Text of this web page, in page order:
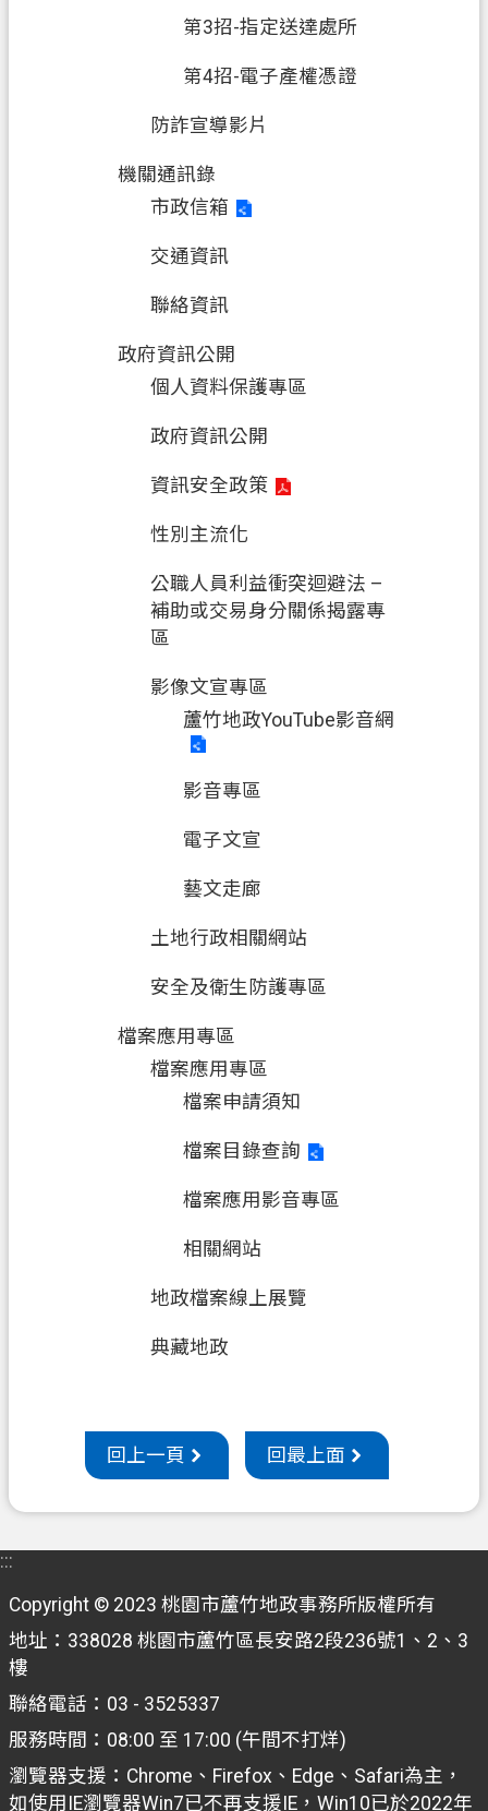
第3招-指定送達處所
第4招-電子產權憑證
防詐宣導影片
機關通訊錄
市政信箱
交通資訊
聯絡資訊
政府資訊公開
個人資料保護專區
政府資訊公開
資訊安全政策
性別主流化
公職人員利益衝突迴避法 –
補助或交易身分關係揭露專
區
影像文宣專區
蘆竹地政YouTube影音網
影音專區
電子文宣
藝文走廊
土地行政相關網站
安全及衛生防護專區
檔案應用專區
檔案應用專區
檔案申請須知
檔案目錄查詢
檔案應用影音專區
相關網站
地政檔案線上展覽
典藏地政
回上一頁 回最上面
:::
Copyright © 2023 桃園市蘆竹地政事務所版權所有
地址：338028 桃園市蘆竹區長安路2段236號1、2、3
樓
聯絡電話：03 - 3525337
服務時間：08:00 至 17:00 (午間不打烊)
瀏覽器支援：Chrome、Firefox、Edge、Safari為主，
如使用IE瀏覽器Win7已不再支援IE，Win10已於2022年